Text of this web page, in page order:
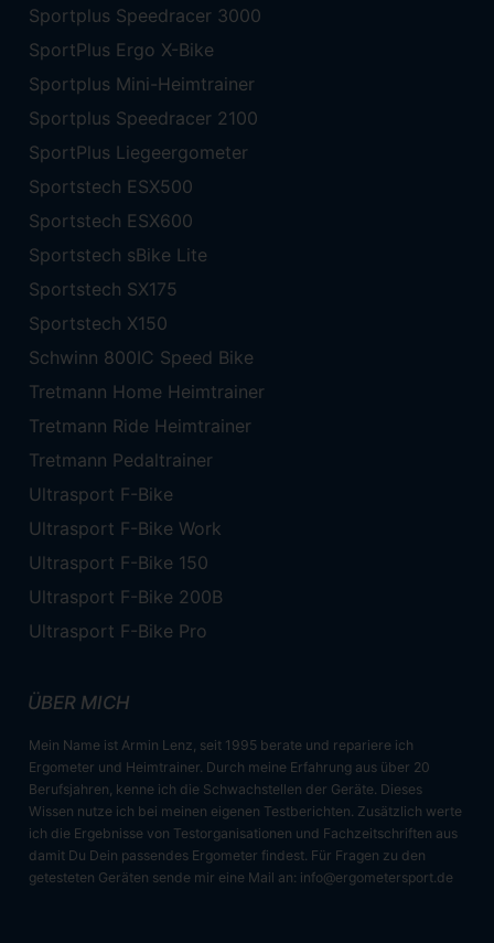
Sportplus Speedracer 3000
SportPlus Ergo X-Bike
Sportplus Mini-Heimtrainer
Sportplus Speedracer 2100
SportPlus Liegeergometer
Sportstech ESX500
Sportstech ESX600
Sportstech sBike Lite
Sportstech SX175
Sportstech X150
Schwinn 800IC Speed Bike
Tretmann Home Heimtrainer
Tretmann Ride Heimtrainer
Tretmann Pedaltrainer
Ultrasport F-Bike
Ultrasport F-Bike Work
Ultrasport F-Bike 150
Ultrasport F-Bike 200B
Ultrasport F-Bike Pro
ÜBER MICH
Mein Name ist Armin Lenz, seit 1995 berate und repariere ich
Ergometer und Heimtrainer. Durch meine Erfahrung aus über 20
Berufsjahren, kenne ich die Schwachstellen der Geräte. Dieses
Wissen nutze ich bei meinen eigenen Testberichten. Zusätzlich werte
ich die Ergebnisse von Testorganisationen und Fachzeitschriften aus
damit Du Dein passendes Ergometer findest. Für Fragen zu den
getesteten Geräten sende mir eine Mail an: info@ergometersport.de